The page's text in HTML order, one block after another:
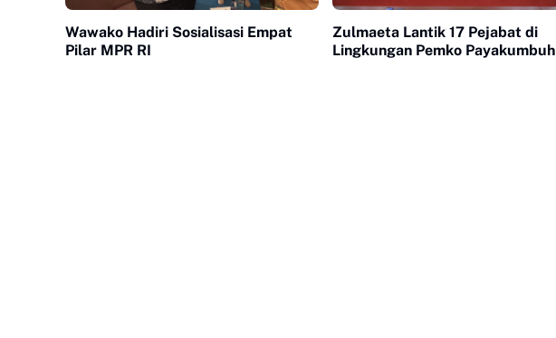
Wawako Hadiri Sosialisasi Empat
Pilar MPR RI
Zulmaeta Lantik 17 Pejabat di
Lingkungan Pemko Payakumbuh